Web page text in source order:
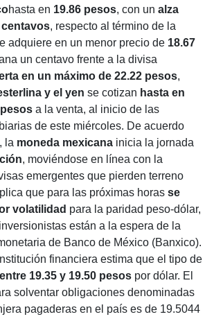
hasta en 19.86 pesos, con un alza
, respecto al término de la
adquiere en un menor precio de 18.67
un centavo frente a la divisa
en un máximo de 22.22 pesos,
y el yen se cotizan hasta en
a la venta, al inicio de las
de este miércoles. De acuerdo
, la moneda mexicana inicia la jornada
, moviéndose en línea con la
emergentes que pierden terreno
que para las próximas horas se
volatilidad para la paridad peso-dólar,
están a la espera de la
de Banco de México (Banxico).
financiera estima que el tipo de
entre 19.35 y 19.50 pesos por dólar. El
solventar obligaciones denominadas
pagaderas en el país es de 19.5044